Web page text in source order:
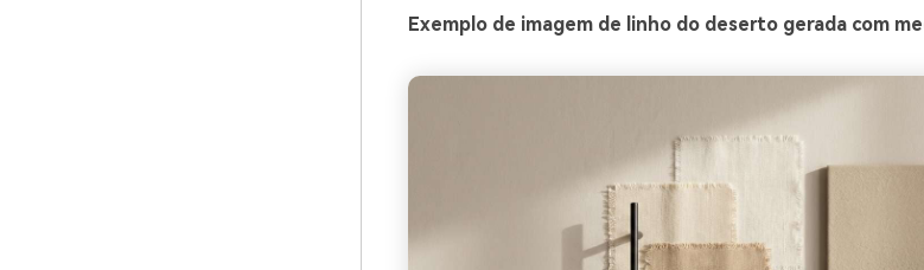
Exemplo de imagem de linho do deserto gerada com